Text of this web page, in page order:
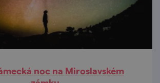
noc na Miroslavském